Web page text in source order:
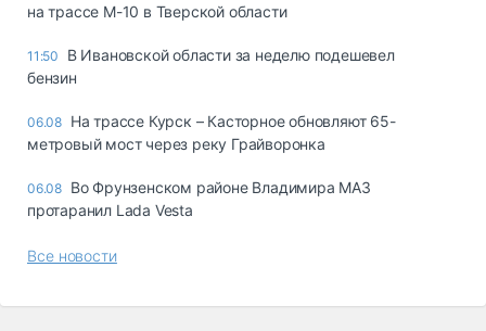
на трассе М-10 в Тверской области
11:50
В Ивановской области за неделю подешевел
бензин
06.08 На трассе Курск – Касторное обновляют 65-
метровый мост через реку Грайворонка
06.08 Во Фрунзенском районе Владимира МАЗ
протаранил Lada Vesta
Все новости